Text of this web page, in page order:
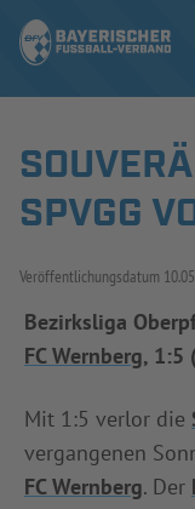
SPIELBETRIEB &
AUSBILDUNG &
DER VERBAND
SPVGG
Veröffentlichungsdatum
Bezirksliga
FC Wernberg, 1:5
Mit 1:5 verlor die
vergangenen
FC Wernberg. Der